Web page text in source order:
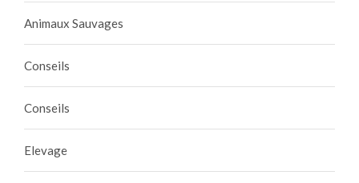
Animaux Sauvages
Conseils
Conseils
Elevage